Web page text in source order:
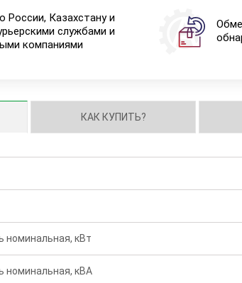
России, Казахстану и
службами и
компаниями
КАК КУПИТЬ?
номинальная, кВт
номинальная, кВА